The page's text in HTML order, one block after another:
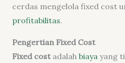
cerdas mengelola fixed cost
profitabilitas.
Pengertian Fixed Cost
Fixed costadalah biayayang